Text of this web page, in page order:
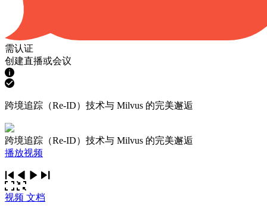
需认证
创建直播或会议
跨境追踪（Re-ID）技术与 Milvus 的完美邂逅
跨境追踪（Re-ID）技术与 Milvus 的完美邂逅
播放视频
视频 文档